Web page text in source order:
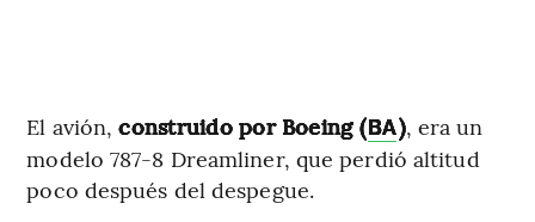
El avión,construido por Boeing (BA), era un
modelo 787-8 Dreamliner, que perdió altitud
poco después del despegue.